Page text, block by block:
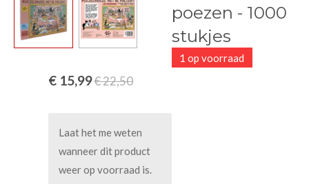
poezen - 1000
stukjes
1 op voorraad
€ 15,99€ 22,50
Laat het me weten
wanneer dit product
weer op voorraad is.